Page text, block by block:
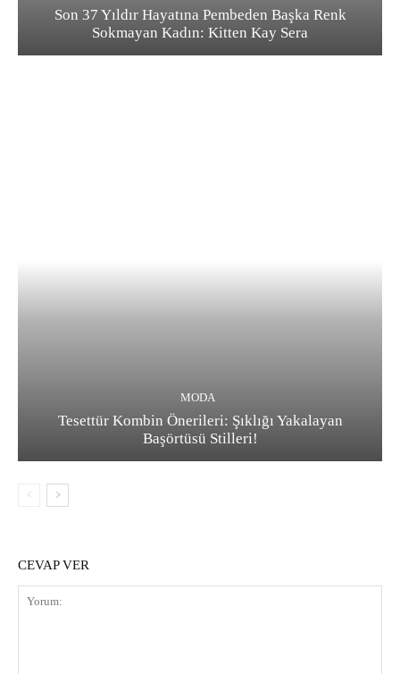
Son 37 Yıldır Hayatına Pembeden Başka Renk
Sokmayan Kadın: Kitten Kay Sera
MODA
Tesettür Kombin Önerileri: Şıklığı Yakalayan
Başörtüsü Stilleri!
CEVAP VER